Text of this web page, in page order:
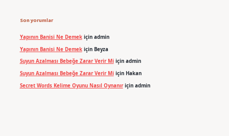
Son yorumlar
Yapının Banisi Ne Demekiçin admin
Yapının Banisi Ne Demekiçin Beyza
Suyun Azalması Bebeğe Zarar Verir Miiçin admin
Suyun Azalması Bebeğe Zarar Verir Miiçin Hakan
Secret Words Kelime Oyunu Nasıl Oynanıriçin admin